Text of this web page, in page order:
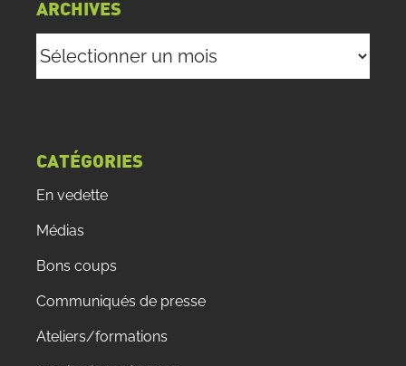
ARCHIVES
CATÉGORIES
En vedette
Médias
Bons coups
Communiqués de presse
Ateliers/formations